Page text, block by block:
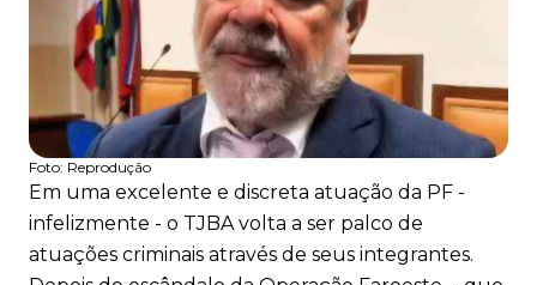
Foto: Reprodução
Em uma excelente e discreta atuação da PF -
infelizmente - o TJBA volta a ser palco de
atuações criminais através de seus integrantes.